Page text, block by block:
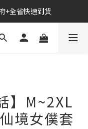
趣用品商城
趣用品商城
85折+滿千送百
用品商城
】M~2XL
境女僕套